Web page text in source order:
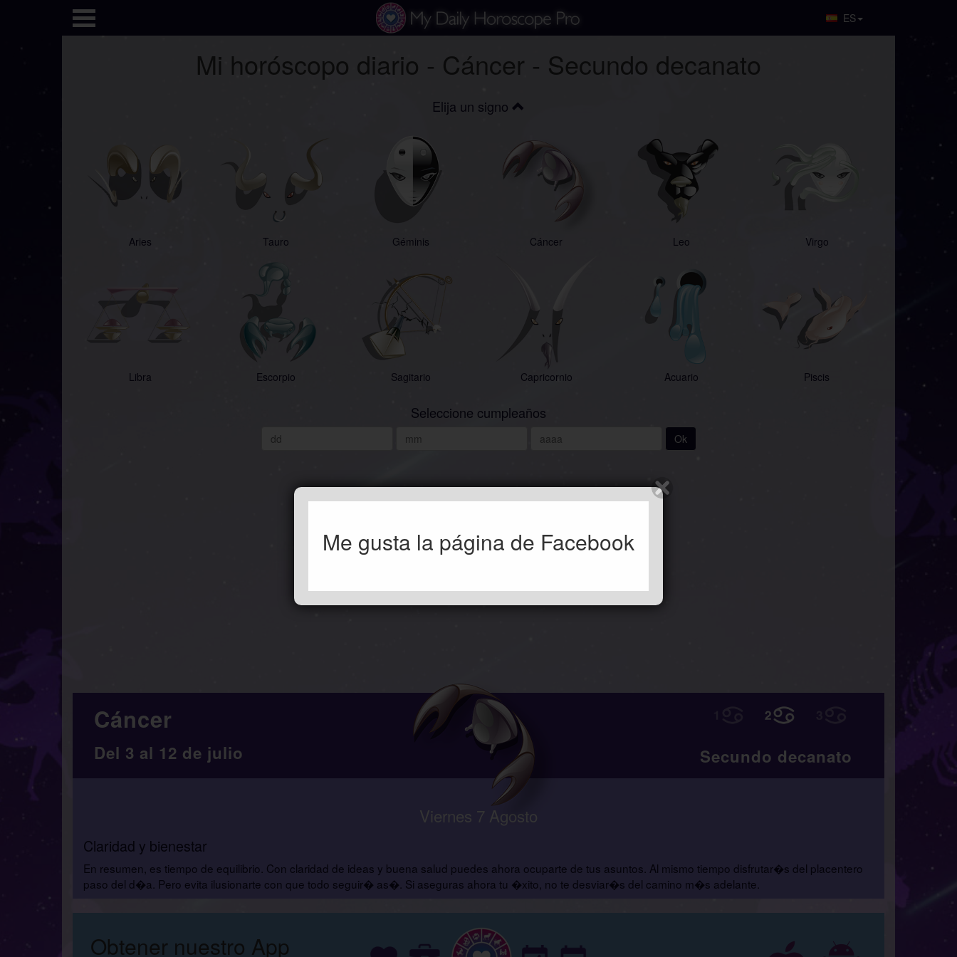
ES
Mi horóscopo diario - Cáncer - Secundo decanato
Elija un signo
Aries Tauro Géminis Cáncer Leo Virgo
Libra Escorpio Sagitario Capricornio Acuario Piscis
Seleccione cumpleaños
Ok
Cáncer
Del 3 al 12 de julio Secundo decanato
Viernes 7 Agosto
Claridad y bienestar
En resumen, es tiempo de equilibrio. Con claridad de ideas y buena salud puedes ahora ocuparte de tus asuntos. Al mismo tiempo disfrutar�s del placentero
paso del d�a. Pero evita ilusionarte con que todo seguir� as�. Si aseguras ahora tu �xito, no te desviar�s del camino m�s adelante.
Obtener nuestro App
Me gusta la página de Facebook